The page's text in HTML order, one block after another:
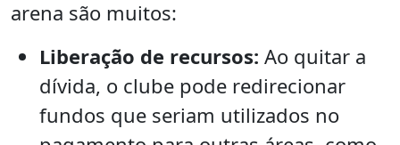
arena são muitos:
Liberação de recursos: Ao quitar a
dívida, o clube pode redirecionar
fundos que seriam utilizados no